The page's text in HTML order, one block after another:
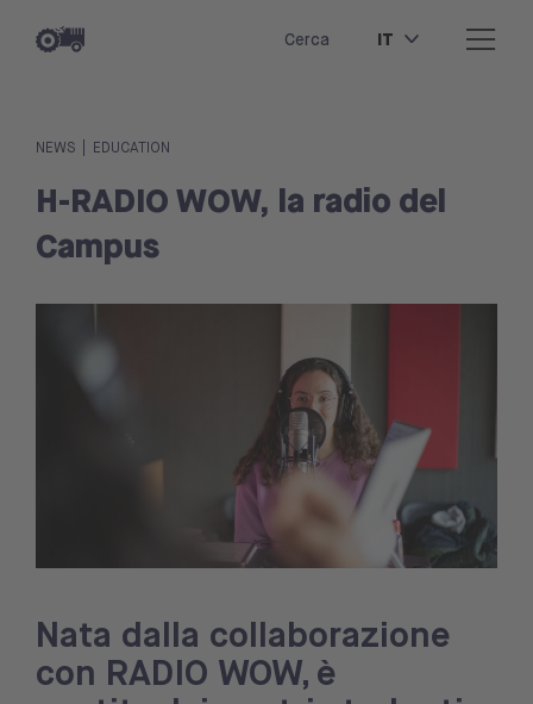
Cerca IT
NEWS EDUCATION
H-RADIO WOW, la radio del
Campus
Nata dalla collaborazione
con RADIO WOW, è